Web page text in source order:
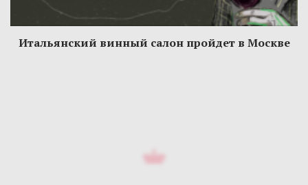
Итальянский винный салон пройдет в Москве